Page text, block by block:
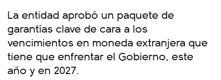
La entidad aprobó un paquete de
garantías clave de cara a los
vencimientos en moneda extranjera que
tiene que enfrentar el Gobierno, este
año y en 2027.